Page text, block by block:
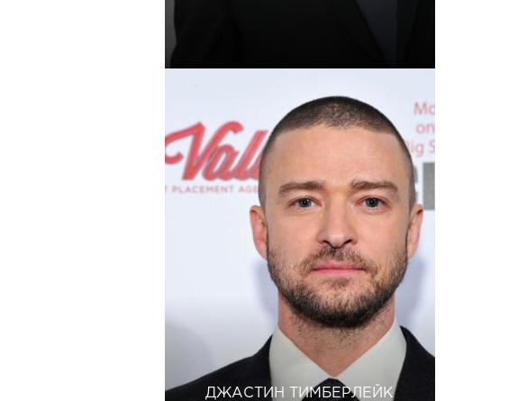
ДЖАСТИН ТИМБЕРЛЕЙК